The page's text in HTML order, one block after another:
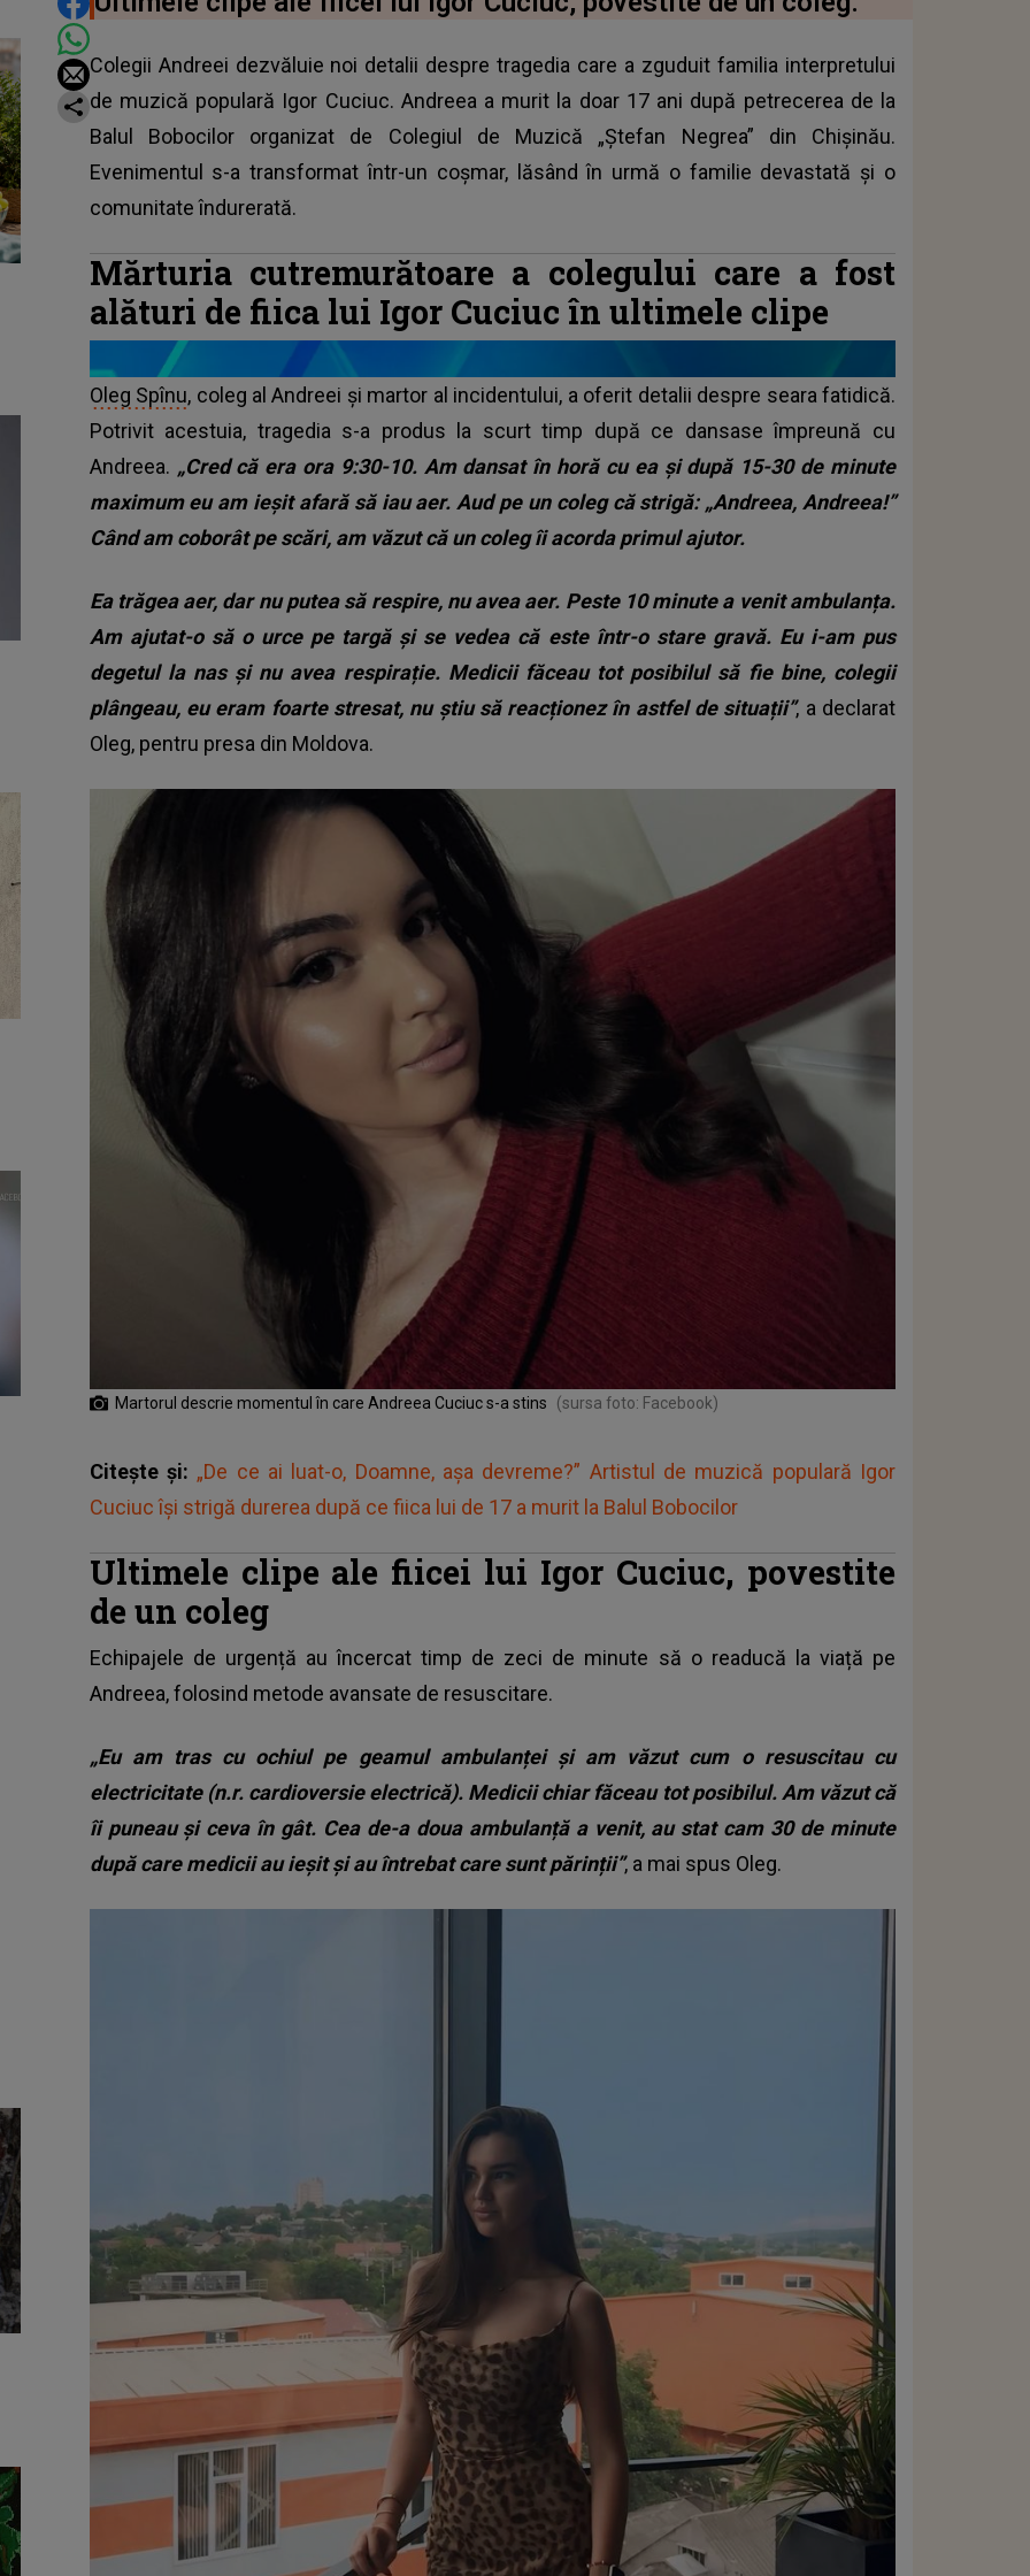
Colegii Andreei dezvăluie noi detalii despre tragedia care a zguduit familia interpretului
de muzică populară Igor Cuciuc. Andreea a murit la doar 17 ani după petrecerea de la
Balul Bobocilor organizat de Colegiul de Muzică „Ștefan Negrea” din Chișinău.
Evenimentul s-a transformat într-un coșmar, lăsând în urmă o familie devastată și o
comunitate îndurerată.
Mărturia cutremurătoare a colegului care a fost
alături de fiica lui Igor Cuciuc în ultimele clipe
Oleg Spînu, coleg al Andreei și martor al incidentului, a oferit detalii despre seara fatidică.
Potrivit acestuia, tragedia s-a produs la scurt timp după ce dansase împreună cu
Andreea. „Cred că era ora 9:30-10. Am dansat în horă cu ea și după 15-30 de minute
maximum eu am ieșit afară să iau aer. Aud pe un coleg că strigă: „Andreea, Andreea!”
Când am coborât pe scări, am văzut că un coleg îi acorda primul ajutor.
Ea trăgea aer, dar nu putea să respire, nu avea aer. Peste 10 minute a venit ambulanța.
Am ajutat-o să o urce pe targă și se vedea că este într-o stare gravă. Eu i-am pus
degetul la nas și nu avea respirație. Medicii făceau tot posibilul să fie bine, colegii
plângeau, eu eram foarte stresat, nu știu să reacționez în astfel de situații”, a declarat
Oleg, pentru presa din Moldova.
Martorul descrie momentul în care Andreea Cuciuc s-a stins (sursa foto: Facebook)
Citește și: „De ce ai luat-o, Doamne, așa devreme?” Artistul de muzică populară Igor
Cuciuc își strigă durerea după ce fiica lui de 17 a murit la Balul Bobocilor
Ultimele clipe ale fiicei lui Igor Cuciuc, povestite
de un coleg
Echipajele de urgență au încercat timp de zeci de minute să o readucă la viață pe
Andreea, folosind metode avansate de resuscitare.
„Eu am tras cu ochiul pe geamul ambulanței și am văzut cum o resuscitau cu
electricitate (n.r. cardioversie electrică). Medicii chiar făceau tot posibilul. Am văzut că
îi puneau și ceva în gât. Cea de-a doua ambulanță a venit, au stat cam 30 de minute
după care medicii au ieșit și au întrebat care sunt părinții”, a mai spus Oleg.